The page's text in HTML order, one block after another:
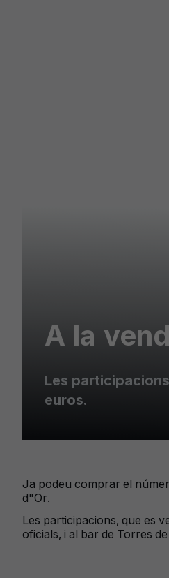
A la
Les
euros.
Ja podeu comprar el
d"Or.
Les participacions, que es
oficials, i al bar de Torres